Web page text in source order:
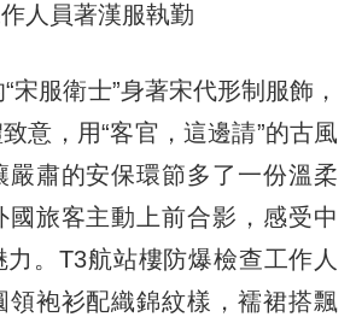
人員著漢服執勤
服衛士”身著宋代形制服飾，
意，用“客官，這邊請”的古風
嚴肅的安保環節多了一份溫柔
國旅客主動上前合影，感受中
。T3航站樓防爆檢查工作人
領袍衫配織錦紋樣，襦裙搭飄